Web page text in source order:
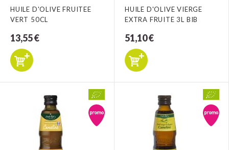
HUILE D'OLIVE FRUITEE
VERT 50CL
13,55 €
HUILE D'OLIVE VIERGE
EXTRA FRUITE 3L BIB
51,10 €